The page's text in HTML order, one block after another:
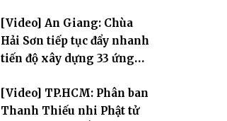
đăng đàn cầu giới
[Video] An Giang: Chùa
Hải Sơn tiếp tục đẩy nhanh
tiến độ xây dựng 33 ứng
Âm
[Video] TP.HCM: Phân ban
Thanh Thiếu nhi Phật tử